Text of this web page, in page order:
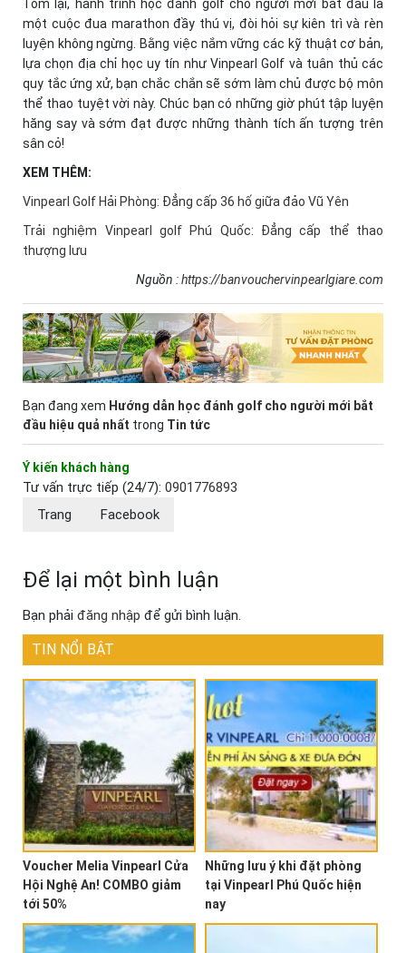
Tóm lại, hành trình học đánh golf cho người mới bắt đầu là
một cuộc đua marathon đầy thú vị, đòi hỏi sự kiên trì và rèn
luyện không ngừng. Bằng việc nắm vững các kỹ thuật cơ bản,
lựa chọn địa chỉ học uy tín như Vinpearl Golf và tuân thủ các
quy tắc ứng xử, bạn chắc chắn sẽ sớm làm chủ được bộ môn
thể thao tuyệt vời này. Chúc bạn có những giờ phút tập luyện
hăng say và sớm đạt được những thành tích ấn tượng trên
sân cỏ!
XEM THÊM:
Vinpearl Golf Hải Phòng: Đẳng cấp 36 hố giữa đảo Vũ Yên
Trải nghiệm Vinpearl golf Phú Quốc: Đẳng cấp thể thao
thượng lưu
Nguồn :https://banvouchervinpearlgiare.com
Bạn đang xem Hướng dẫn học đánh golf cho người mới bắt
đầu hiệu quả nhất trong Tin tức
Ý kiến khách hàng
Tư vấn trực tiếp (24/7): 0901776893
Trang
Facebook
Để lại một bình luận
Bạn phải đăng nhập để gửi bình luận.
TIN NỔI BẬT
Voucher Melia Vinpearl Cửa
Hội Nghệ An! COMBO giảm
tới 50%
Những lưu ý khi đặt phòng
tại Vinpearl Phú Quốc hiện
nay